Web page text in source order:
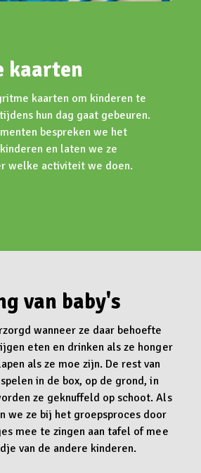
kaarten
kaarten om kinderen te
hun dag gaat gebeuren.
bespreken we het
en laten we ze
welke activiteit we doen.
van baby's
wanneer ze daar behoefte
eten en drinken als ze honger
als ze moe zijn. De rest van
in de box, op de grond, in
ze geknuffeld op schoot. Als
we ze bij het groepsproces door
mee te zingen aan tafel of mee
van de andere kinderen.